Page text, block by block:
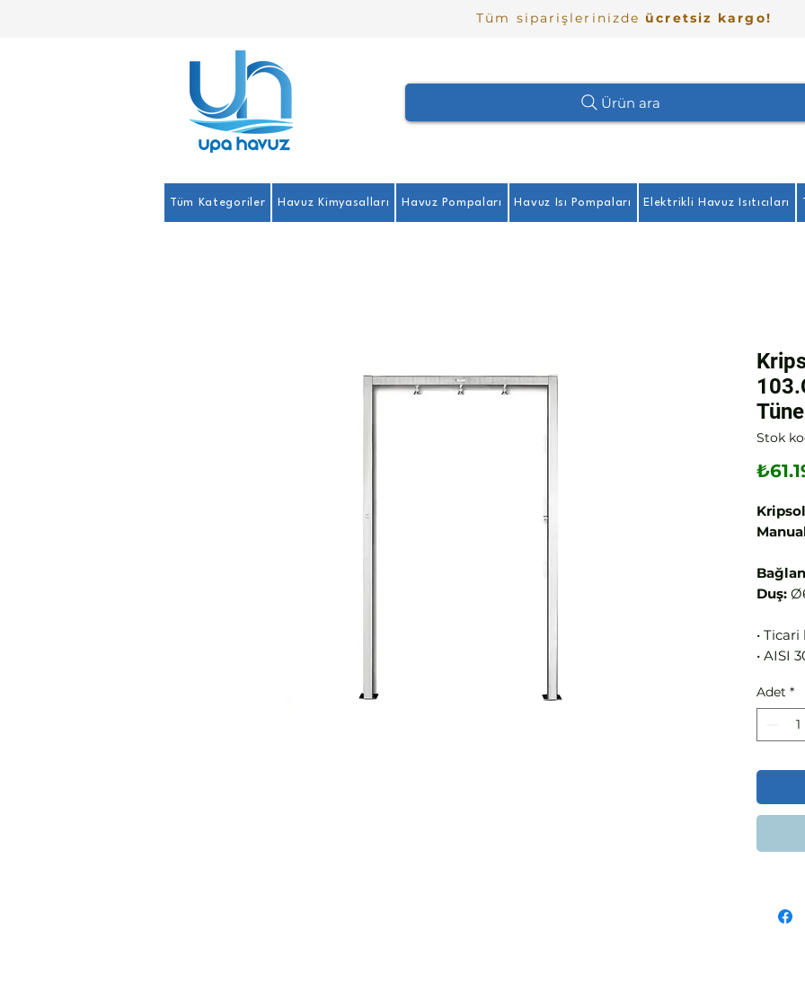
Tüm siparişlerinizde ücretsiz kargo!
Ürün ara
Tüm Kategoriler Havuz Kimyasalları Havuz Pompaları Havuz Isı Pompaları Elektrikli Havuz Isıtıcıları
Stok
Duş:
•
• AISI
• 3
Adet *